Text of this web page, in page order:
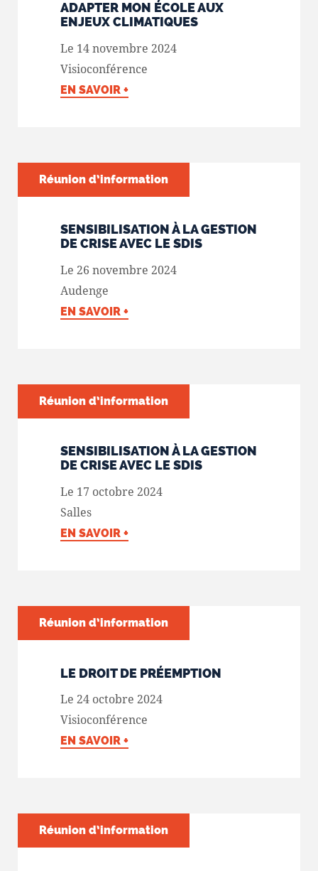
ADAPTER MON ÉCOLE AUX
ENJEUX CLIMATIQUES
Le 14 novembre 2024
Visioconférence
EN SAVOIR +
SENSIBILISATION À LA GESTION
DE CRISE AVEC LE SDIS
Le 26 novembre 2024
Audenge
EN SAVOIR +
Réunion d’information
SENSIBILISATION À LA GESTION
DE CRISE AVEC LE SDIS
Le 17 octobre 2024
Salles
EN SAVOIR +
Réunion d’information
LE DROIT DE PRÉEMPTION
Le 24 octobre 2024
Visioconférence
EN SAVOIR +
Réunion d’information
Réunion d’information